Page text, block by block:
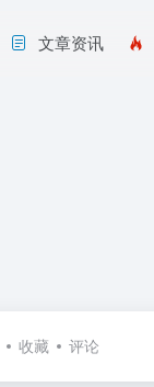
文章资讯
收藏 评论